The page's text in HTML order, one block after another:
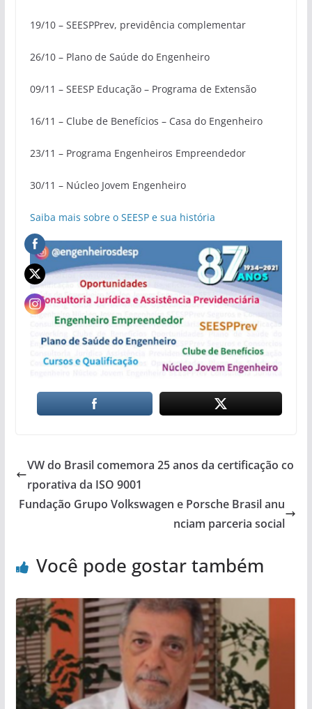
19/10 – SEESPPrev, previdência complementar
26/10 – Plano de Saúde do Engenheiro
09/11 – SEESP Educação – Programa de Extensão
16/11 – Clube de Benefícios – Casa do Engenheiro
23/11 – Programa Engenheiros Empreendedor
30/11 – Núcleo Jovem Engenheiro
Saiba mais sobre o SEESP e sua história
VW do Brasil comemora 25 anos da certificação co
rporativa da ISO 9001
Fundação Grupo Volkswagen e Porsche Brasil anu
nciam parceria social
Você pode gostar também